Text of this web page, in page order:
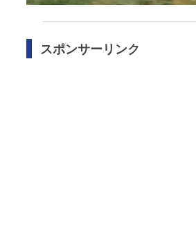
スポンサーリンク